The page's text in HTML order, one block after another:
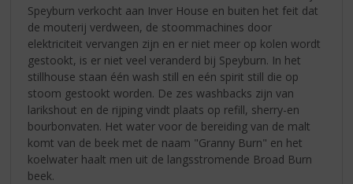
Speyburn verkocht aan Inver House en buiten het feit dat
de mouterij verdween, de stoommachines door
elektriciteit vervangen zijn en er niet meer op kolen wordt
gestookt, is er niet veel veranderd bij Speyburn. In het
stillhouse staan één wash still en eén spirit still die op
stoom gestookt worden. De zes washbacks zijn van
larikshout en de rijping vindt plaats op refill, sherry-en
bourbonvaten. Het water voor de bereiding van de malt
komt van de beek met de naam "Granny Burn" en het
koelwater haalt men uit de langsstromende Broad Burn
beek.